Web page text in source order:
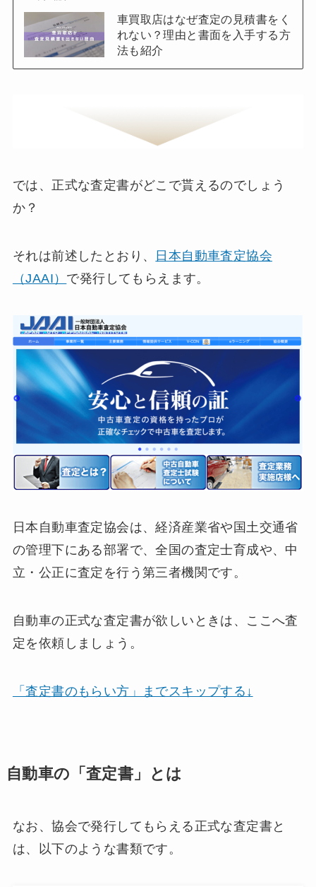
車買取店はなぜ査定の見積書をく
れない？理由と書面を入手する方
法も紹介
では、正式な査定書がどこで貰えるのでしょう
か？
それは前述したとおり、
日本自動車査定協会
（JAAI） で発行してもらえます。
日本自動車査定協会は、経済産業省や国土交通省
の管理下にある部署で、全国の査定士育成や、中
立・公正に査定を行う第三者機関です。
自動車の正式な査定書が欲しいときは、ここへ査
定を依頼しましょう。
「査定書のもらい方」までスキップする↓
自動車の「査定書」とは
なお、協会で発行してもらえる正式な査定書と
は、以下のような書類です。